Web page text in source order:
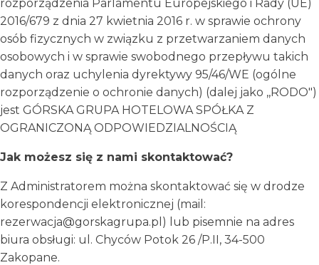
rozporządzenia Parlamentu Europejskiego i Rady (UE)
2016/679 z dnia 27 kwietnia 2016 r. w sprawie ochrony
osób fizycznych w związku z przetwarzaniem danych
osobowych i w sprawie swobodnego przepływu takich
danych oraz uchylenia dyrektywy 95/46/WE (ogólne
rozporządzenie o ochronie danych) (dalej jako ,,RODO")
jest GÓRSKA GRUPA HOTELOWA SPÓŁKA Z
OGRANICZONĄ ODPOWIEDZIALNOŚCIĄ
Jak możesz się z nami skontaktować?
Z Administratorem można skontaktować się w drodze
korespondencji elektronicznej (mail:
rezerwacja@gorskagrupa.pl) lub pisemnie na adres
biura obsługi: ul. Chyców Potok 26 /P.II, 34-500
Zakopane.